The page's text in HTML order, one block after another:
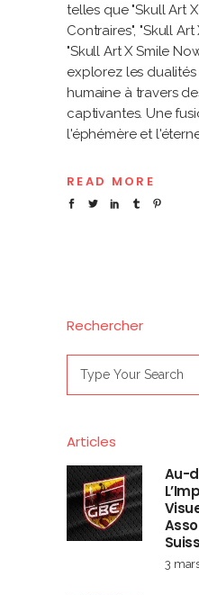
telles que "Skull Art X
Contraires", "Skull Art
"Skull Art X Smile
explorez les
humaine à travers
captivantes. Une
l'éphémère et
READ MORE
Rechercher
for:
Articles
Au-
3